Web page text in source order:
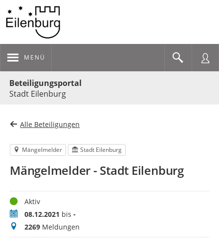
MENÜ
Beteiligungsportal
Stadt Eilenburg
Alle Beteiligungen
Mängelmelder Stadt Eilenburg
Mängelmelder - Stadt Eilenburg
StatusAktiv
Zeitraum08.12.2021 bis -
Meldungen
2269 Meldungen